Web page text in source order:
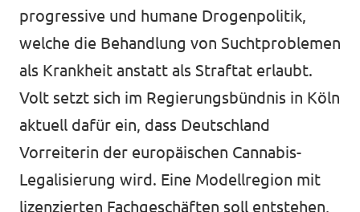
progressive und humane Drogenpolitik,
welche die Behandlung von Suchtproblemen
als Krankheit anstatt als Straftat erlaubt.
Volt setzt sich im Regierungsbündnis in Köln
aktuell dafür ein, dass Deutschland
Vorreiterin der europäischen Cannabis-
Legalisierung wird. Eine Modellregion mit
lizenzierten Fachgeschäften soll entstehen,